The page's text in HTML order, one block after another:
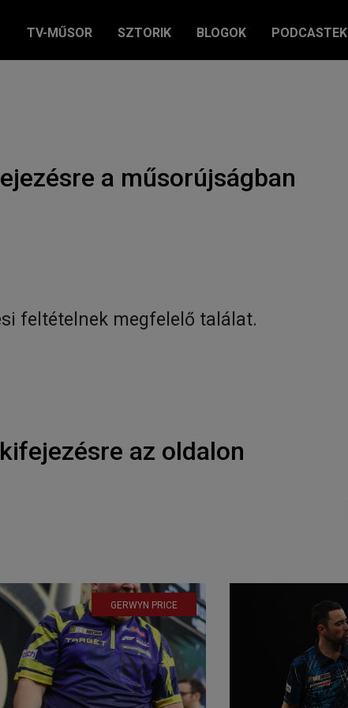
TV-MŰSOR SZTORIK BLOGOK PODCASTEK
a műsorújságban
feltételnek megfelelő találat.
kifejezésre az oldalon
GERWYN PRICE